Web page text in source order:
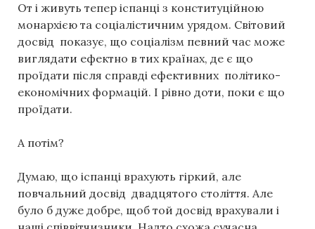
От і живуть тепер іспанці з конституційною
монархією та соціалістичним урядом. Світовий
досвід показує, що соціалізм певний час може
виглядати ефектно в тих країнах, де є що
проїдати після справді ефективних політико-
економічних формацій. І рівно доти, поки є що
проїдати.
А потім?
Думаю, що іспанці врахують гіркий, але
повчальний досвід двадцятого століття. Але
було б дуже добре, щоб той досвід врахували і